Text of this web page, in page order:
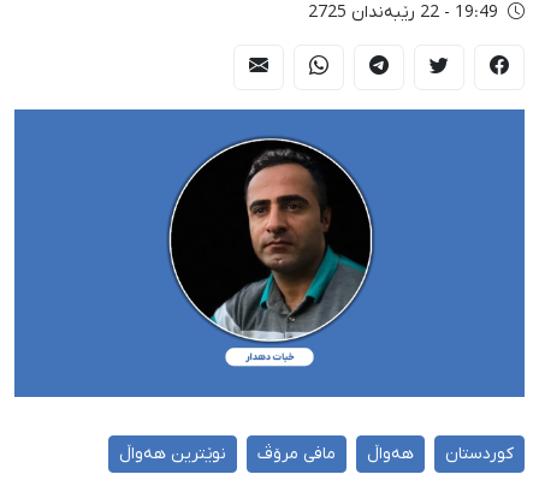
19:49 - 22 رێبەندان 2725
کوردستان هەواڵ مافی مرۆڤ نوێترین هەواڵ